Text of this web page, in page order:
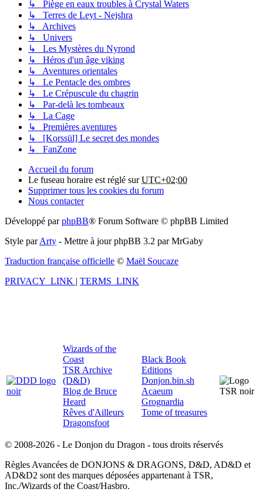
↳ Piège en eaux troubles à Crystal Waters
↳ Terres de Leyt - Nejshra
↳ Archives
↳ Univers
↳ Les Mystères du Nyrond
↳ Héros d'un âge viking
↳ Aventures orientales
↳ Le Pentacle des ombres
↳ Le Crépuscule du chagrin
↳ Par-delà les tombeaux
↳ La Cage
↳ Premières aventures
↳ [Korssül] Le secret des mondes
↳ FanZone
Accueil du forum
Le fuseau horaire est réglé surUTC+02:00
Supprimer tous les cookies du forum
Nous contacter
Développé parphpBB® Forum Software © phpBB Limited
Style parArty - Mettre à jour phpBB 3.2 par MrGaby
Traduction française officielle © Maël Soucaze
PRIVACY_LINK | TERMS_LINK
Wizards of the
Coast
TSR Archive
(D&D)
Blog de Bruce
Heard
Rêves d'Ailleurs
Dragonsfoot
Black Book
Editions
Donjon.bin.sh
Acaeum
Grognardia
Tome of treasures
© 2008-2026 - Le Donjon du Dragon - tous droits réservés
Règles Avancées de DONJONS & DRAGONS, D&D, AD&D et
AD&D2 sont des marques déposées appartenant à TSR,
Inc./Wizards of the Coast/Hasbro.